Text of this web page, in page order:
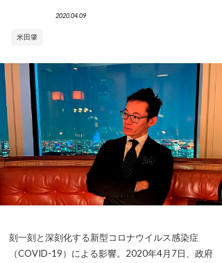
2020.04.09
米田肇
刻一刻と深刻化する新型コロナウイルス感染症
（COVID-19）による影響。2020年4月7日、政府